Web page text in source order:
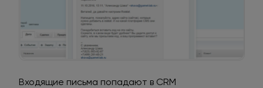
Входящие письма попадают в CRM